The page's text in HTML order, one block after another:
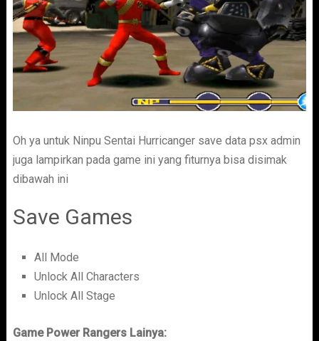
Oh ya untuk Ninpu Sentai Hurricanger save data psx admin
juga lampirkan pada game ini yang fiturnya bisa disimak
dibawah ini
Save Games
All Mode
Unlock All Characters
Unlock All Stage
Game Power Rangers Lainya: